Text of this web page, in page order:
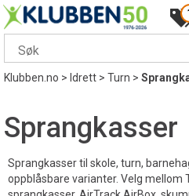
Klubben.no> Idrett>Turn>
Sprangkasser
Sprangkasser til skole, turn,
oppblåsbare varianter. Velg mellom